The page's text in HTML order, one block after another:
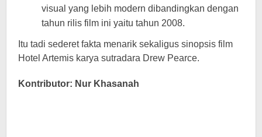
visual yang lebih modern dibandingkan dengan
tahun rilis film ini yaitu tahun 2008.
Itu tadi sederet fakta menarik sekaligus sinopsis film
Hotel Artemis karya sutradara Drew Pearce.
Kontributor: Nur Khasanah